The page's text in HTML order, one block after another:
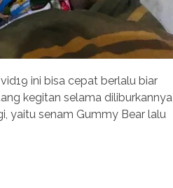
ini bisa cepat berlalu biar
kegitan selama diliburkannya
yaitu senam Gummy Bear lalu